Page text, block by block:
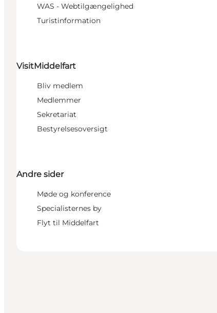
WAS - Webtilgængelighed
Turistinformation
VisitMiddelfart
Bliv medlem
Medlemmer
Sekretariat
Bestyrelsesoversigt
Andre sider
Møde og konference
Specialisternes by
Flyt til Middelfart